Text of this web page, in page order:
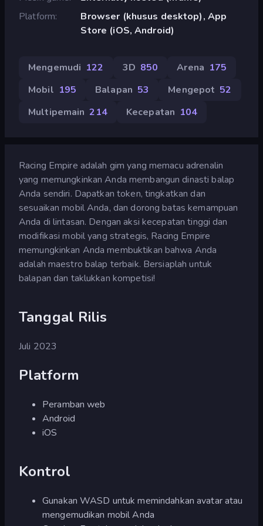
Platform
Browser (khusus desktop), App
Store (iOS, Android)
Mengemudi 122 3D 850 Arena 175
Mobil 195 Balapan 53 Mengepot 52
Multipemain 214 Kecepatan 104
Racing Empire adalah gim yang memacu adrenalin
yang memungkinkan Anda membangun dinasti balap
Anda sendiri. Dapatkan token, tingkatkan dan
sesuaikan mobil Anda, dan dorong batas kemampuan
Anda di lintasan. Dengan aksi kecepatan tinggi dan
modifikasi mobil yang strategis, Racing Empire
memungkinkan Anda membuktikan bahwa Anda
adalah maestro balap terbaik. Bersiaplah untuk
balapan dan taklukkan kompetisi!
Tanggal Rilis
Juli 2023
Platform
Peramban web
Android
iOS
Kontrol
Gunakan WASD untuk memindahkan avatar atau
mengemudikan mobil Anda